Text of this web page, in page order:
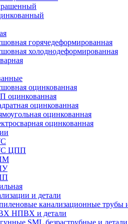
горячедеформированная
холоднодеформированная
оцинкованная
оцинкованная
оцинкованная
оцинкованная
оцинкованная
ЦПП
и детали
канализационные трубы
НПВХ и детали
SML безраструбные и детали